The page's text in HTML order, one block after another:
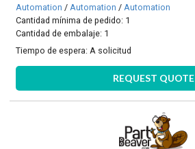
Automation / Automation / Automation
Cantidad mínima de pedido: 1
Cantidad de embalaje: 1
Tiempo de espera:A solicitud
REQUEST QUOTE